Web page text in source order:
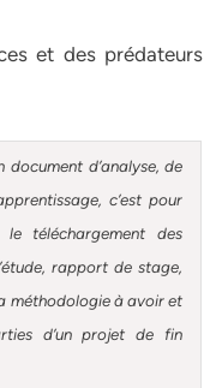
et des prédateurs
d’analyse, de
c’est pour
le téléchargement des
rapport de stage,
méthodologie à avoir et
d’un projet de fin